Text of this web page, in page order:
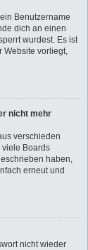
Benutzername
dich an einen
wurdest. Es ist
Website vorliegt,
nicht mehr
verschieden
viele Boards
haben,
erneut und
nicht wieder